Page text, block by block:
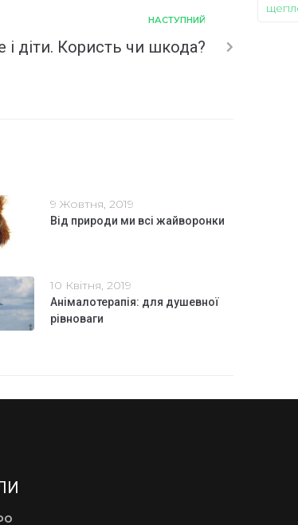
НАСТУПНИЙ
і діти. Користь чи шкода?
9 Жовтня, 2019
Від природи ми всі жайворонки
10 Квітня, 2019
Анімалотерапія: для душевної
рівноваги